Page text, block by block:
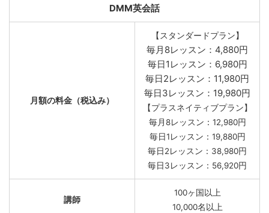
DMM英会話
月額の料金（税込み）
【スタンダードプラン】
毎月8レッスン：4,880円
毎日1レッスン：6,980円
毎日2レッスン：11,980円
毎日3レッスン：19,980円
【プラスネイティブプラン】
毎月8レッスン：12,980円
毎日1レッスン：19,880円
毎日2レッスン：38,980円
毎日3レッスン：56,920円
講師
100ヶ国以上
10,000名以上